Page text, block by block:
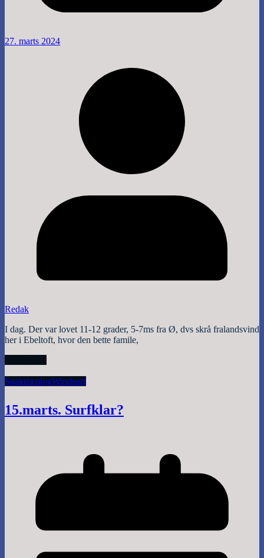
27. marts 2024
Redak
I dag. Der var lovet 11-12 grader, 5-7ms fra Ø, dvs skrå fralandsvind
her i Ebeltoft, hvor den bette famile,
SnaktræningWindsurf
15.marts. Surfklar?